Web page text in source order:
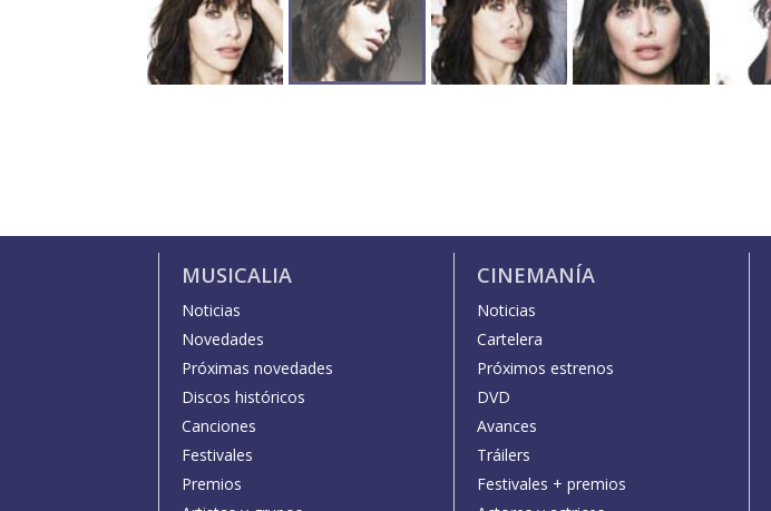
MUSICALIA
Noticias
Novedades
Próximas novedades
Discos históricos
Canciones
Festivales
Premios
CINEMANÍA
Noticias
Cartelera
Próximos estrenos
DVD
Avances
Tráilers
Festivales + premios